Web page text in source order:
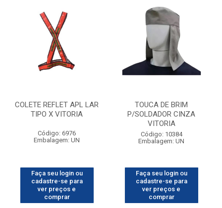
COLETE REFLET APL LAR
TIPO X VITORIA
Código: 6976
Embalagem: UN
Faça seu login ou
cadastre-se para
ver preços e
comprar
TOUCA DE BRIM
P/SOLDADOR CINZA
VITORIA
Código: 10384
Embalagem: UN
Faça seu login ou
cadastre-se para
ver preços e
comprar